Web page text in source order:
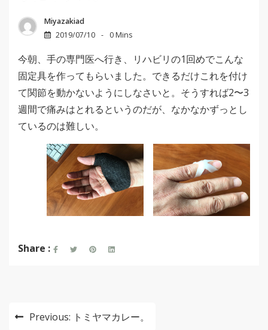
Miyazakiad
2019/07/10
0 Mins
今朝、手の専門医へ行き、リハビリの1回めでこんな
固定具を作ってもらいました。できるだけこれを付け
て関節を動かないようにしなさいと。そうすれば2〜3
週間で痛みはとれるというのだが、なかなかずっとし
ているのは難しい。
Share :
投 Previous: トミヤマカレー。